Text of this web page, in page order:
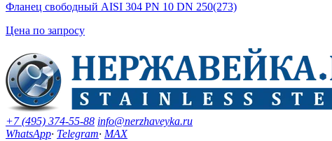
Фланец свободный AISI 304 PN 10 DN 250(273)
Цена по запросу
+7 (495) 374-55-88 info@nerzhaveyka.ru
WhatsApp· Telegram· MAX